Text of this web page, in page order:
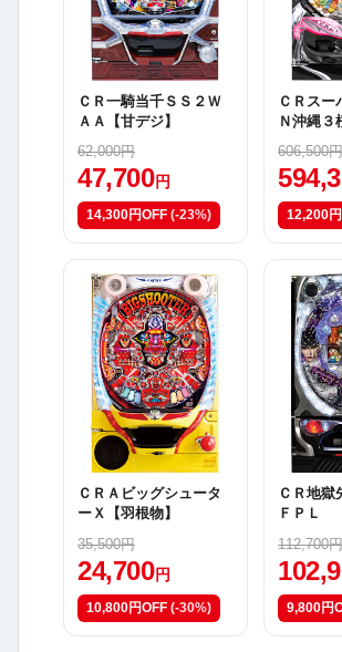
ＣＲ一騎当千ＳＳ２Ｗ
ＡＡ【甘デジ】
62,000円
47,700 円
14,300円OFF (-23%)
ＣＲスー
Ｎ沖縄３
ＳＢ】
606,500円
12,200
ＣＲＡビッグシュータ
ーＸ【羽根物】
35,500円
24,700 円
10,800円OFF (-30%)
ＣＲ地獄
ＦＰＬ
112,700円
9,800円